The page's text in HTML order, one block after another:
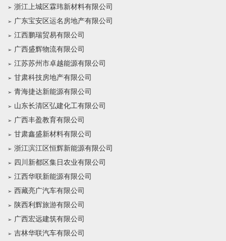
浙江上城区霖玮新材料有限公司
广东宝安区运名房地产有限公司
江西鹏瑞贸易有限公司
广西盛辉物流有限公司
江苏苏州市卓越能源有限公司
甘肃科技房地产有限公司
青海捷达新能源有限公司
山东长清区弘建化工有限公司
广西丰盈教育有限公司
甘肃鑫盛新材料有限公司
浙江滨江区恒辉新能源有限公司
四川新都区集日农业有限公司
江西华联新能源有限公司
西藏亮广汽车有限公司
陕西利辉旅游有限公司
广西宏远建筑有限公司
吉林华联汽车有限公司